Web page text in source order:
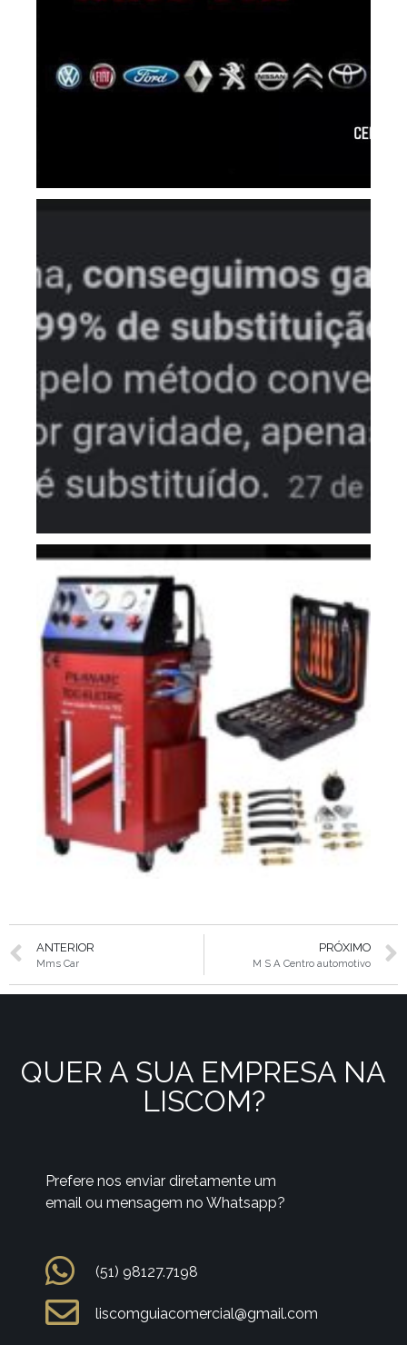
ANTERIOR
Mms Car
PRÓXIMO
M S A Centro automotivo
QUER A SUA EMPRESA NA
LISCOM?
Prefere nos enviar diretamente um
email ou mensagem no Whatsapp?
(51) 98127.7198
liscomguiacomercial@gmail.com